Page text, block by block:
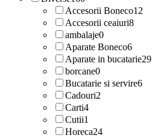
Accesorii Boneco12
Accesorii ceaiuri8
ambalaje0
Aparate Boneco6
Aparate in bucatarie29
borcane0
Bucatarie si servire6
Cadouri2
Carti4
Cutii1
Horeca24